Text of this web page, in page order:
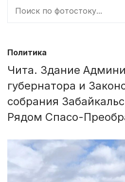
Политика
Чита. Здание
губернатора и
собрания
Рядом Спасо-